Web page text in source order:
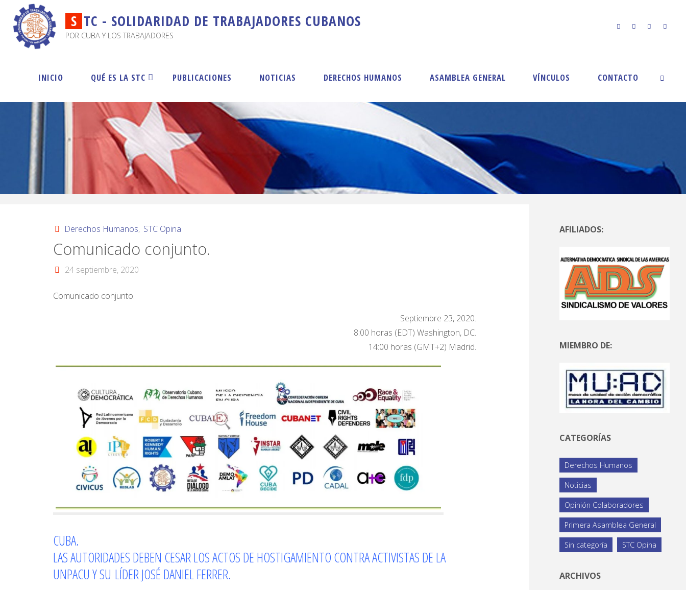
S TC - SOLIDARIDAD DE TRABAJADORES CUBANOS
POR CUBA Y LOS TRABAJADORES
INICIO QUÉ ES LA STC PUBLICACIONES NOTICIAS DERECHOS HUMANOS ASAMBLEA GENERAL VÍNCULOS CONTACTO
Derechos Humanos, STC Opina
Comunicado conjunto.
24 septiembre, 2020
Comunicado conjunto.
Septiembre 23, 2020.
8:00 horas (EDT) Washington, DC.
14:00 horas (GMT+2) Madrid.
CUBA.
LAS AUTORIDADES DEBEN CESAR LOS ACTOS DE HOSTIGAMIENTO CONTRA ACTIVISTAS DE LA
UNPACU Y SU LÍDER JOSÉ DANIEL FERRER.
AFILIADOS:
MIEMBRO DE:
CATEGORÍAS
Derechos Humanos
Noticias
Opinión Colaboradores
Primera Asamblea General
Sin categoría STC Opina
ARCHIVOS